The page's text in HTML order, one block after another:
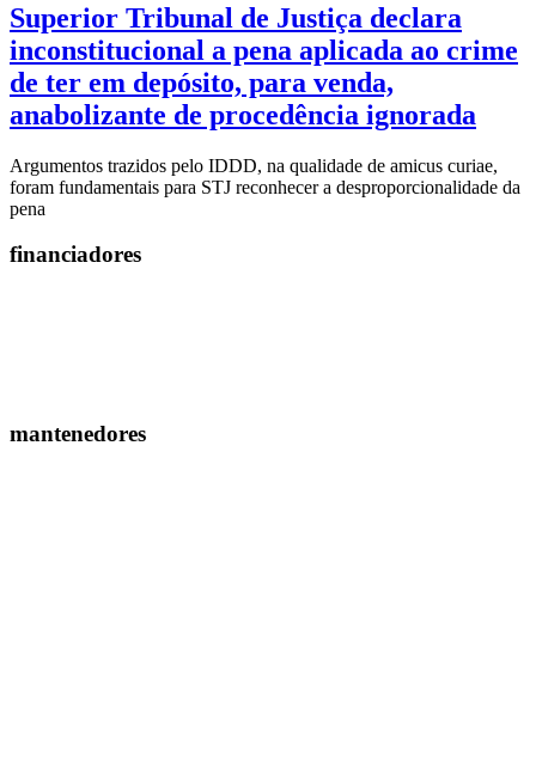
Superior Tribunal de Justiça declara
inconstitucional a pena aplicada ao crime
de ter em depósito, para venda,
anabolizante de procedência ignorada
Argumentos trazidos pelo IDDD, na qualidade de amicus curiae,
foram fundamentais para STJ reconhecer a desproporcionalidade da
pena
financiadores
mantenedores